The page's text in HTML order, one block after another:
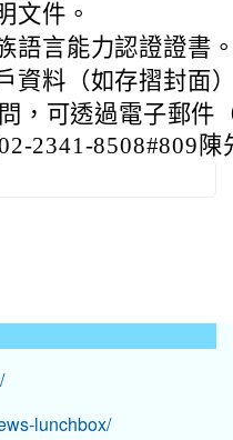
文件。
語言能力認證證書
資料（如存摺封面
，可透過電子郵件
2341-8508#809陳